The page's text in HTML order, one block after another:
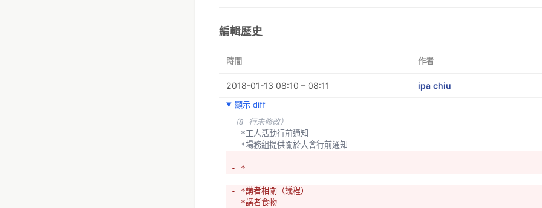
編輯歷史
時間 作者
2018-01-13 08:10 – 08:11 ipa chiu
顯示 diff
（8 行未修改）
  *工人活動行前通知
  *場務組提供關於大會行前通知
-
- *
- *講者相關（議程）
- *講者食物